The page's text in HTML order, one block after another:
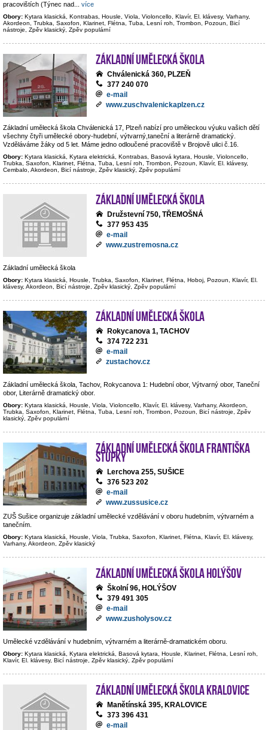
pracovištích (Týnec nad
více
Obory: Kytara klasická, Kontrabas, Housle, Viola, Violoncello, Klavír, El. klávesy, Varhany,
Akordeon, Trubka, Saxofon, Klarinet, Flétna, Tuba, Lesní roh, Trombon, Pozoun, Bicí
nástroje, Zpěv klasický, Zpěv populární
Základní umělecká škola
Chválenická 360, PLZEŇ
377 240 070
e-mail
www.zuschvalenickaplzen.cz
Základní umělecká škola Chválenická 17, Plzeň nabízí pro uměleckou výuku vašich dětí
všechny čtyři umělecké obory-hudební, výtvarný,taneční a literárně dramatický.
Vzděláváme žáky od 5 let. Máme jedno odloučené pracoviště v Brojově ulici č.16.
Obory: Kytara klasická, Kytara elektrická, Kontrabas, Basová kytara, Housle, Violoncello,
Trubka, Saxofon, Klarinet, Flétna, Tuba, Lesní roh, Trombon, Pozoun, Klavír, El. klávesy,
Cembalo, Akordeon, Bicí nástroje, Zpěv klasický, Zpěv populární
Základní umělecká škola
Družstevní 750, TŘEMOŠNÁ
377 953 435
e-mail
www.zustremosna.cz
Základní umělecká škola
Obory: Kytara klasická, Housle, Trubka, Saxofon, Klarinet, Flétna, Hoboj, Pozoun, Klavír, El.
klávesy, Akordeon, Bicí nástroje, Zpěv klasický, Zpěv populární
Základní umělecká škola
Rokycanova 1, TACHOV
374 722 231
e-mail
zustachov.cz
Základní umělecká škola, Tachov, Rokycanova 1: Hudební obor, Výtvarný obor, Taneční
obor, Literárně dramatický obor.
Obory: Kytara klasická, Housle, Viola, Violoncello, Klavír, El. klávesy, Varhany, Akordeon,
Trubka, Saxofon, Klarinet, Flétna, Tuba, Lesní roh, Trombon, Pozoun, Bicí nástroje, Zpěv
klasický, Zpěv populární
Základní umělecká škola Františka
Stupky
Lerchova 255, SUŠICE
376 523 202
e-mail
www.zussusice.cz
ZUŠ Sušice organizuje základní umělecké vzdělávání v oboru hudebním, výtvarném a
tanečním.
Obory: Kytara klasická, Housle, Viola, Trubka, Saxofon, Klarinet, Flétna, Klavír, El. klávesy,
Varhany, Akordeon, Zpěv klasický
Základní umělecká škola Holýšov
Školní 96, HOLÝŠOV
379 491 305
e-mail
www.zusholysov.cz
Umělecké vzdělávání v hudebním, výtvarném a literárně-dramatickém oboru.
Obory: Kytara klasická, Kytara elektrická, Basová kytara, Housle, Klarinet, Flétna, Lesní roh,
Klavír, El. klávesy, Bicí nástroje, Zpěv klasický, Zpěv populární
Základní umělecká škola Kralovice
Manětínská 395, KRALOVICE
373 396 431
e-mail